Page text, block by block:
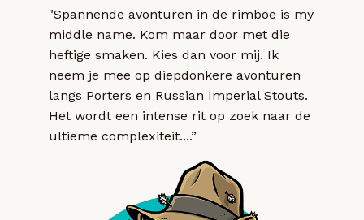
"Spannende avonturen in de rimboe is my
middle name. Kom maar door met die
heftige smaken. Kies dan voor mij. Ik
neem je mee op diepdonkere avonturen
langs Porters en Russian Imperial Stouts.
Het wordt een intense rit op zoek naar de
ultieme complexiteit....”